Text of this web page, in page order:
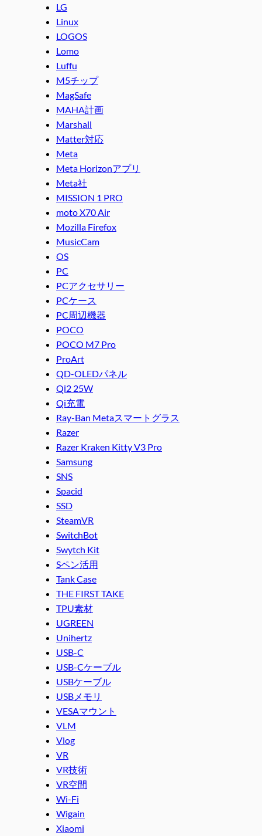
LG
Linux
LOGOS
Lomo
Luffu
M5チップ
MagSafe
MAHA計画
Marshall
Matter対応
Meta
Meta Horizonアプリ
Meta社
MISSION 1 PRO
moto X70 Air
Mozilla Firefox
MusicCam
OS
PC
PCアクセサリー
PCケース
PC周辺機器
POCO
POCO M7 Pro
ProArt
QD-OLEDパネル
Qi2 25W
Qi充電
Ray-Ban Metaスマートグラス
Razer
Razer Kraken Kitty V3 Pro
Samsung
SNS
Spacid
SSD
SteamVR
SwitchBot
Swytch Kit
Sペン活用
Tank Case
THE FIRST TAKE
TPU素材
UGREEN
Unihertz
USB-C
USB-Cケーブル
USBケーブル
USBメモリ
VESAマウント
VLM
Vlog
VR
VR技術
VR空間
Wi-Fi
Wigain
Xiaomi